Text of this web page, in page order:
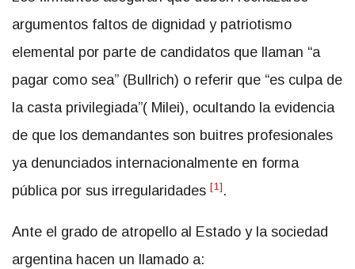
argumentos faltos de dignidad y patriotismo
elemental por parte de candidatos que llaman “a
pagar como sea” (Bullrich) o referir que “es culpa de
la casta privilegiada”( Milei), ocultando la evidencia
de que los demandantes son buitres profesionales
ya denunciados internacionalmente en forma
pública por sus irregularidades [1] .
Ante el grado de atropello al Estado y la sociedad
argentina hacen un llamado a: